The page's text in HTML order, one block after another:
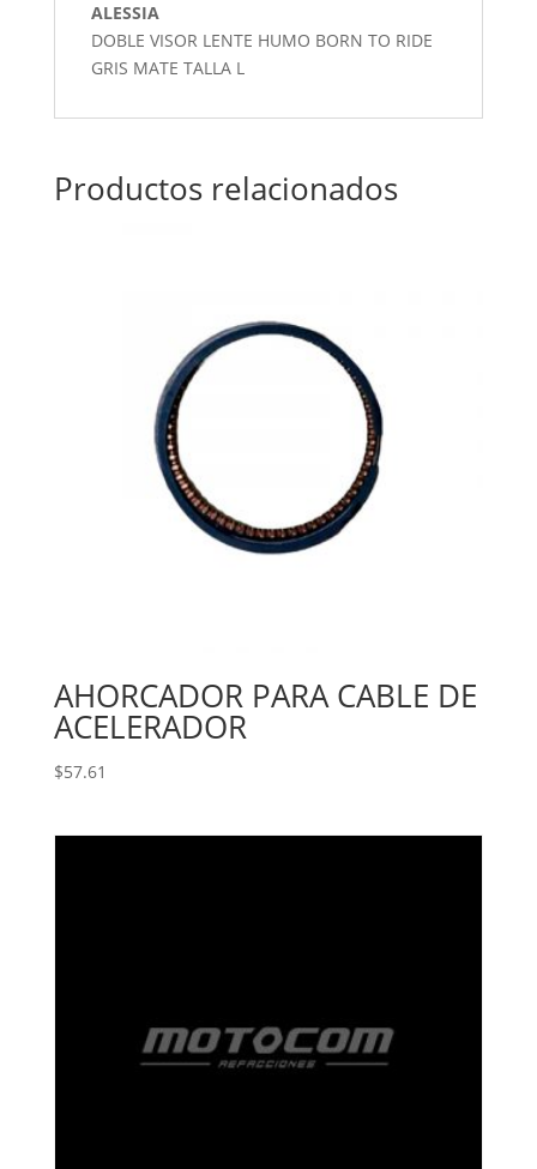
ALESSIA
DOBLE VISOR LENTE HUMO BORN TO RIDE
GRIS MATE TALLA L
Productos relacionados
AHORCADOR PARA CABLE DE
ACELERADOR
$57.61